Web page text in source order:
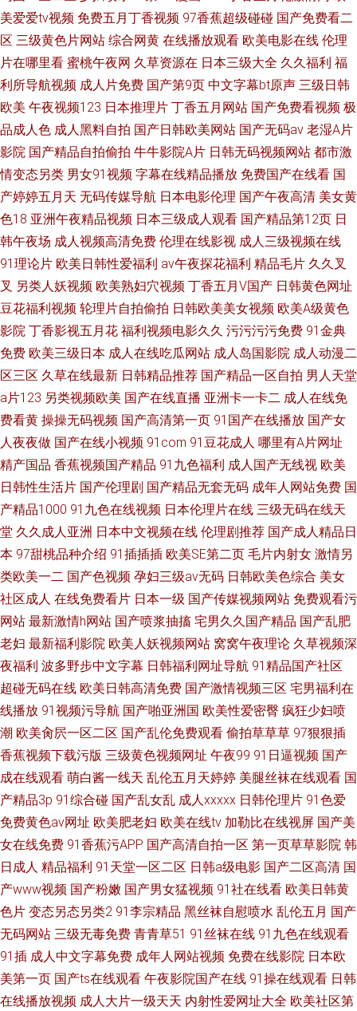
美爱爱tv视频 免费五月丁香视频 97香蕉超级碰碰 国产免费看二
区 三级黄色片网站 综合网黄 在线播放观看 欧美电影在线 伦理
片在哪里看 蜜桃午夜网 久草资源在 日本三级大全 久久福利 福
利所导航视频 成人片免费 国产第9页 中文字幕bt原声 三级日韩
欧美 午夜视频123 日本推理片 丁香五月网站 国产免费看视频 极
品成人色 成人黑料自拍 国产日韩欧美网站 国产无码av 老湿A片
影院 国产精品自拍偷拍 牛牛影院A片 日韩无码视频网站 都市激
情变态另类 男女91视频 字幕在线精品播放 免费国产在线看 国
产婷婷五月天 无码传媒导航 日本电影伦理 国产午夜高清 美女黄
色18 亚洲午夜精品视频 日本三级成人观看 国产精品第12页 日
韩午夜场 成人视频高清免费 伦理在线影视 成人三级视频在线
91理论片 欧美日韩性爱福利 av午夜探花福利 精品毛片 久久叉
叉 另类人妖视频 欧美熟妇穴视频 丁香五月V国产 日韩黄色网址
豆花福利视频 轮理片自拍偷拍 日韩欧美美女视频 欧美A级黄色
影院 丁香影视五月花 福利视频电影久久 污污污污免费 91金典
免费 欧美三级日本 成人在线吃瓜网站 成人岛国影院 成人动漫二
区三区 久草在线最新 日韩精品推荐 国产精品一区自拍 男人天堂
a片123 另类视频欧美 国产在线直播 亚洲卡一卡二 成人在线免
费看黄 操操无码视频 国产高清第一页 91国产在线播放 国产女
人夜夜做 国产在线小视频 91com 91豆花成人 哪里有A片网址
精产国品 香蕉视频国产精品 91九色福利 成人国产无线视 欧美
日韩性生活片 国产伦理剧 国产精品无套无码 成年人网站免费 国
产精品1000 91九色在线视频 日本伦理片在线 三级无码在线天
堂 久久成人亚洲 日本中文视频在线 伦理剧推荐 国产成人精品日
本 97甜桃品种介绍 91插插插 欧美SE第二页 毛片内射女 激情另
类欧美一二 国产色视频 孕妇三级av无码 日韩欧美色综合 美女
社区成人 在线免费看片 日本一级 国产传媒视频网站 免费观看污
网站 最新激情h网站 国产喷浆抽搐 宅男久久国产精品 国产乱肥
老妇 最新福利影院 欧美人妖视频网站 窝窝午夜理论 久草视频深
夜福利 波多野步中文字幕 日韩福利网址导航 91精品国产社区
超碰无码在线 欧美日韩高清免费 国产激情视频三区 宅男福利在
线播放 91视频污导航 国产啪亚洲国 欧美性爱密臀 疯狂少妇喷
潮 欧美肏屄一区二区 国产乱伦免费观看 偷拍草草草 97狠狠插
香蕉视频下载污版 三级黄色视频网址 午夜99 91日逼视频 国产
成在线观看 萌白酱一线天 乱伦五月天婷婷 美腿丝袜在线观看 国
产精品3p 91综合碰 国产乱女乱 成人xxxxx 日韩伦理片 91色爱
免费黄色av网址 欧美肥老妇 欧美在线tv 加勒比在线视屏 国产美
女在线免费 91香蕉污APP 国产高清自拍一区 第一页草草影院 韩
日成人 精品福利 91天堂一区二区 日韩a级电影 国产二区高清 国
产www视频 国产粉嫩 国产男女猛视频 91社在线看 欧美日韩黄
色片 变态另态另类2 91李宗精品 黑丝袜自慰喷水 乱伦五月 国产
无码网站 三级无毒免费 青青草51 91丝袜在线 91九色在线观看
91插 成人中文字幕免费 成年人网站视频 免费在线影院 日本欧
美第一页 国产ts在线观看 午夜影院国产在线 91操在线观看 日韩
在线播放视频 成人大片一级天天 内射性爱网址大全 欧美社区第